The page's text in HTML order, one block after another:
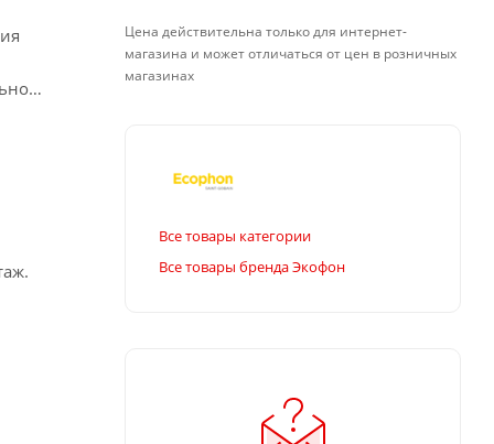
Цена действительна только для интернет-
магазина и может отличаться от цен в розничных
магазинах
Все товары категории
Все товары бренда Экофон